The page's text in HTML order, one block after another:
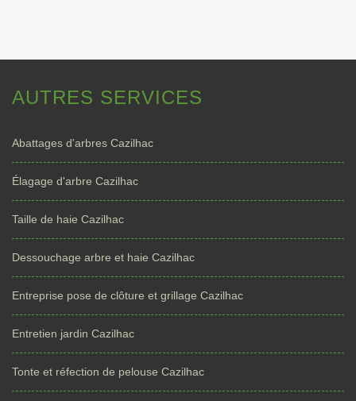
AUTRES SERVICES
Abattages d'arbres Cazilhac
Élagage d'arbre Cazilhac
Taille de haie Cazilhac
Dessouchage arbre et haie Cazilhac
Entreprise pose de clôture et grillage Cazilhac
Entretien jardin Cazilhac
Tonte et réfection de pelouse Cazilhac